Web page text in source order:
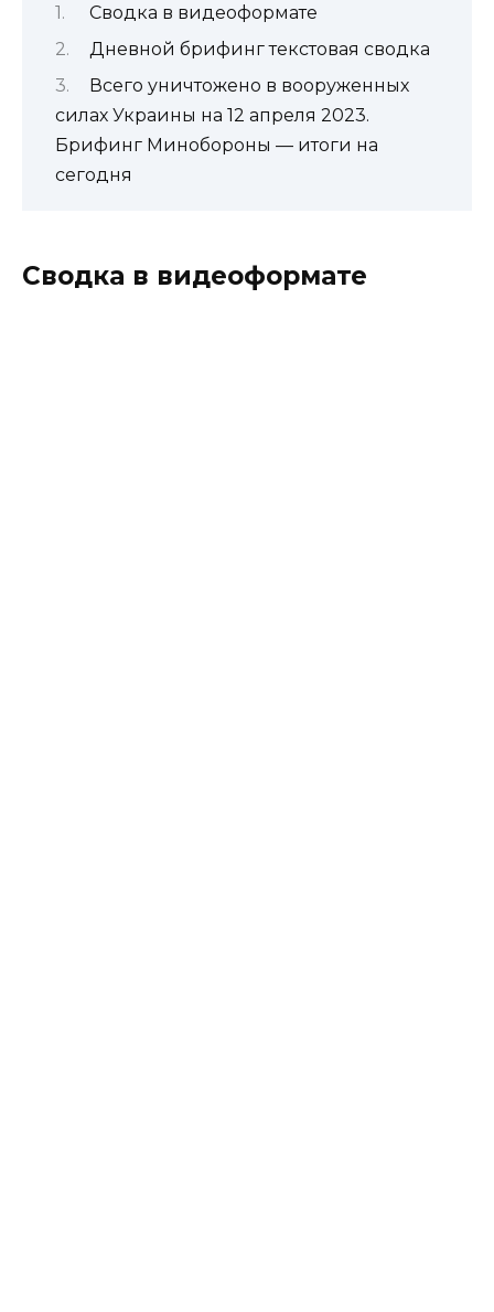
Сводка в видеоформате
Дневной брифинг текстовая сводка
Всего уничтожено в вооруженных
силах Украины на 12 апреля 2023.
Брифинг Минобороны — итоги на
сегодня
Сводка в видеоформате